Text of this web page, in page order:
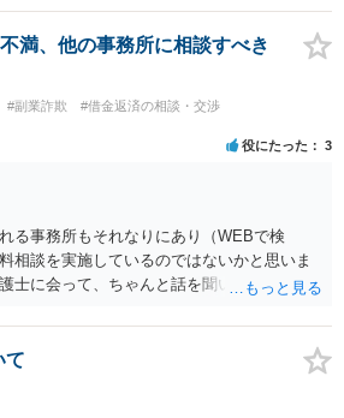
満、他の事務所に相談すべき
#副業詐欺
#借金返済の相談・交渉
役にたった 3
る事務所もそれなりにあり（WEBで検
相談を実施しているのではないかと思いま
士に会って、ちゃんと話を聞いてくれる
ていないようですので、御相談の案件につ
足なのかもしれません。相手にしない方が
想通貨詐欺の被害回復は現実的には難しい
て